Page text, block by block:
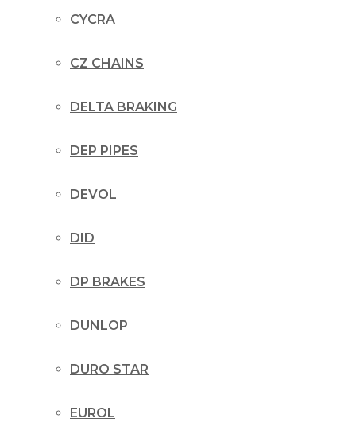
CYCRA
CZ CHAINS
DELTA BRAKING
DEP PIPES
DEVOL
DID
DP BRAKES
DUNLOP
DURO STAR
EUROL